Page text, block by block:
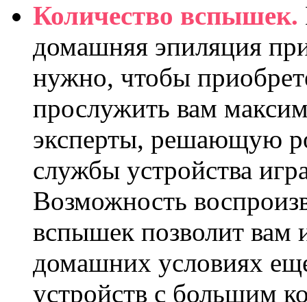
Количество вспышек.
домашняя эпиляция
нужно, чтобы
прослужить вам
эксперты, решающую
службы устройства
Возможность
вспышек позволит вам
домашних условиях
устройств с большим